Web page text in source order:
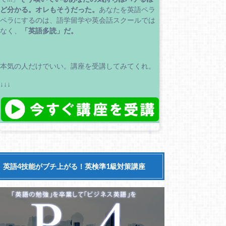
ど分かる。 オレもそうだった。 あなたを英語ペラ
ペラにするのは、語学留学や英会話スクールでは
なく、
「英語多読」だ。
本気の人だけでいい。講座を受講してみてくれ。
↓↓↓
英語4技能がブチ上がる！英検準1級対策講座